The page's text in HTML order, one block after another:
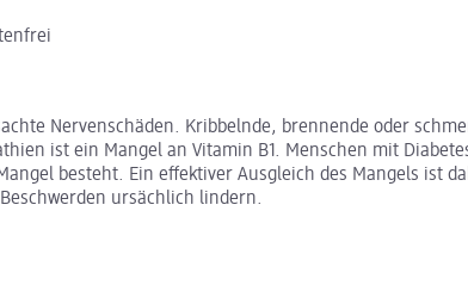
Nervenschäden. Kribbelnde, brennende oder
ist ein Mangel an Vitamin B1. Menschen mit
besteht. Ein effektiver Ausgleich des Mangels
ursächlich lindern.